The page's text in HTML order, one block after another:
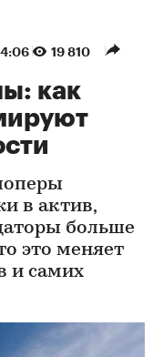
19 810
как
в актив,
больше
это меняет
и самих